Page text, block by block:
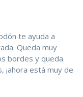
te ayuda a
Queda muy
bordes y queda
¡ahora está muy de